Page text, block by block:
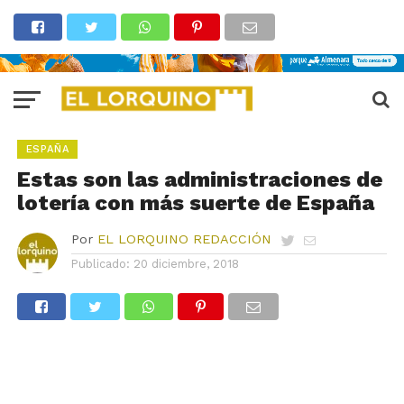
ESPAÑA
Estas son las administraciones de
lotería con más suerte de España
Por EL LORQUINO REDACCIÓN
Publicado: 20 diciembre, 2018